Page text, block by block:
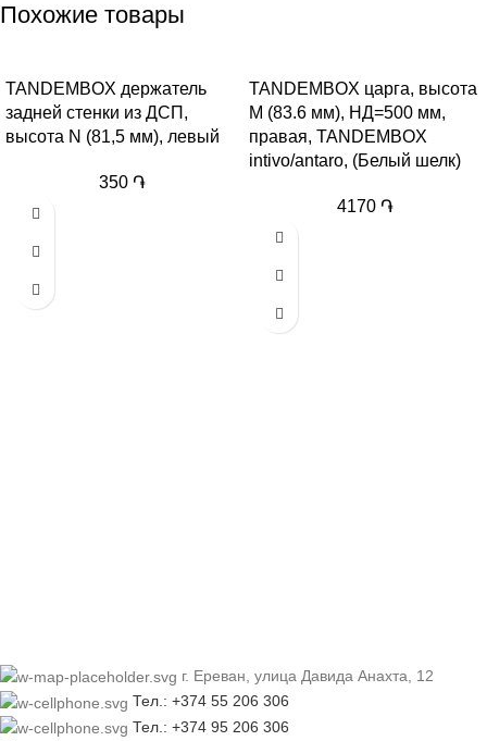
Похожие товары
TANDEMBOX держатель
задней стенки из ДСП,
высота N (81,5 мм), левый
350 ֏
TANDEMBOX царга, высота
M (83.6 мм), НД=500 мм,
правая, TANDEMBOX
intivo/antaro, (Белый шелк)
4170 ֏
г. Ереван, улица Давида Анахта, 12
Тел.: +374 55 206 306
Тел.: +374 95 206 306